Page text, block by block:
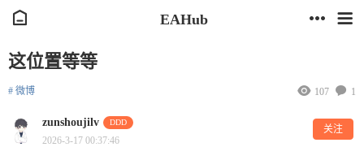
EAHub
这位置等等
# 微博 1
107
zunshoujilv DDD
2026-3-17 00:37:46
关注